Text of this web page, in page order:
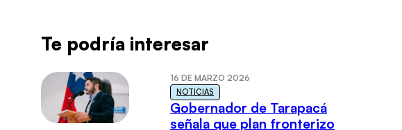
Te podría interesar
16 DE MARZO 2026
NOTICIAS
Gobernador de Tarapacá
señala que plan fronterizo